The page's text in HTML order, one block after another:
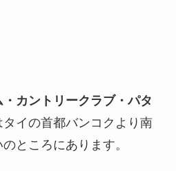
カントリークラブ・パタ
タイの首都バンコクより南
ところにあります。